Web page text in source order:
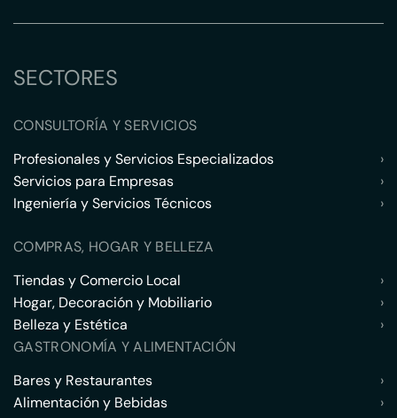
SECTORES
CONSULTORÍA Y SERVICIOS
Profesionales y Servicios Especializados
›
Servicios para Empresas
›
Ingeniería y Servicios Técnicos
›
COMPRAS, HOGAR Y BELLEZA
Tiendas y Comercio Local
›
Hogar, Decoración y Mobiliario
›
Belleza y Estética
›
GASTRONOMÍA Y ALIMENTACIÓN
Bares y Restaurantes
›
Alimentación y Bebidas
›